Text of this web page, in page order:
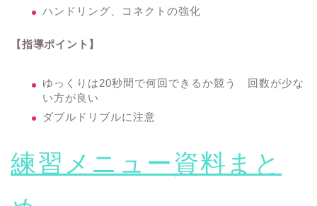
ハンドリング、コネクトの強化
【指導ポイント】
ゆっくりは20秒間で何回できるか競う 回数が少な
い方が良い
ダブルドリブルに注意
練習メニュー資料まと